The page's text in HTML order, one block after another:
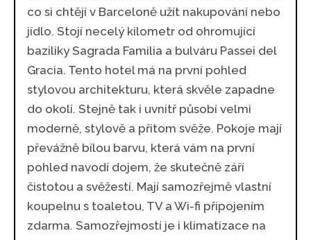
co si chtějí v Barceloně užít nakupování nebo
jídlo. Stojí necelý kilometr od ohromující
baziliky Sagrada Familia a bulváru Passei del
Gracia. Tento hotel má na první pohled
stylovou architekturu, která skvěle zapadne
do okolí. Stejně tak i uvnitř působí velmi
moderně, stylově a přitom svěže. Pokoje mají
převážně bílou barvu, která vám na první
pohled navodí dojem, že skutečně září
čistotou a svěžestí. Mají samozřejmě vlastní
koupelnu s toaletou, TV a Wi-fi připojením
zdarma. Samozřejmostí je i klimatizace na